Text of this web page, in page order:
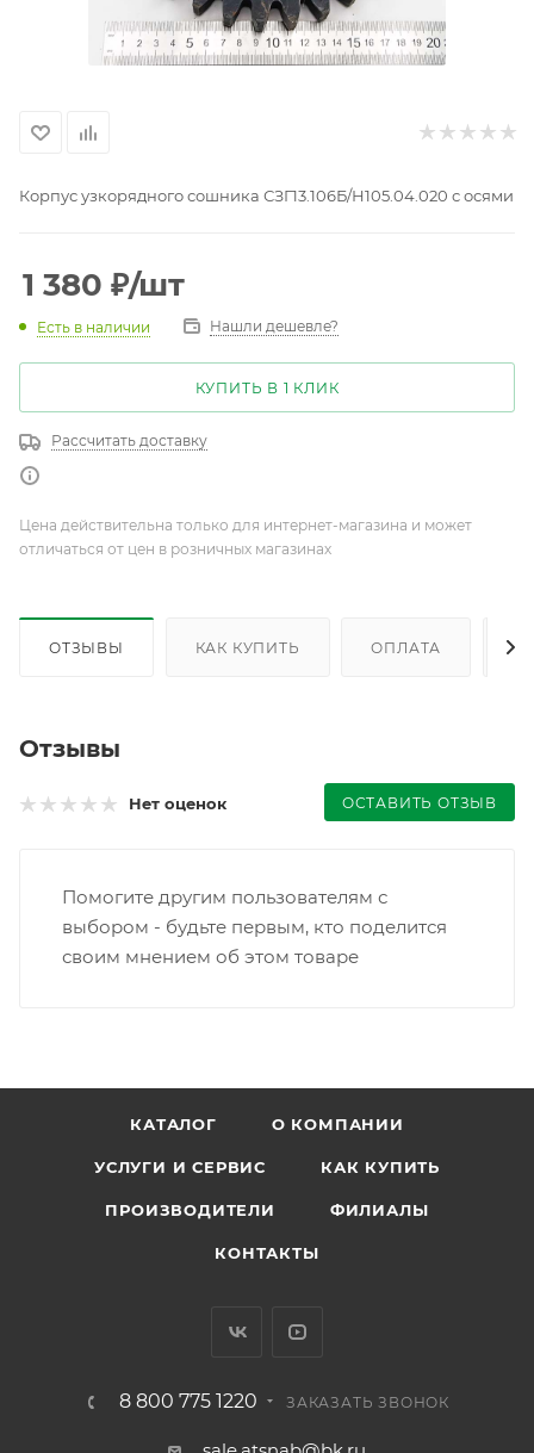
Корпус узкорядного сошника СЗГ13.106Б/Н105.04.020 с осями
1 380 ₽/шт
Есть в наличии Нашли дешевле?
КУПИТЬ В 1 КЛИК
Рассчитать доставку
Цена действительна только для интернет-магазина и может
отличаться от цен в розничных магазинах
ОТЗЫВЫ КАК КУПИТЬ ОПЛАТА
Отзывы
Нет оценок ОСТАВИТЬ ОТЗЫВ
Помогите другим пользователям с
выбором - будьте первым, кто поделится
своим мнением об этом товаре
КАТАЛОГ О КОМПАНИИ
УСЛУГИ И СЕРВИС КАК КУПИТЬ
ПРОИЗВОДИТЕЛИ ФИЛИАЛЫ
КОНТАКТЫ
8 800 775 1220 ЗАКАЗАТЬ ЗВОНОК